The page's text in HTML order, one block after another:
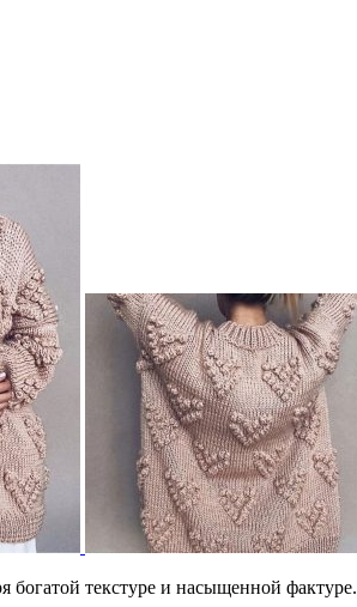
богатой текстуре и насыщенной